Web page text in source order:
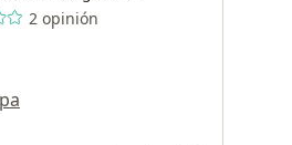
2 opinión